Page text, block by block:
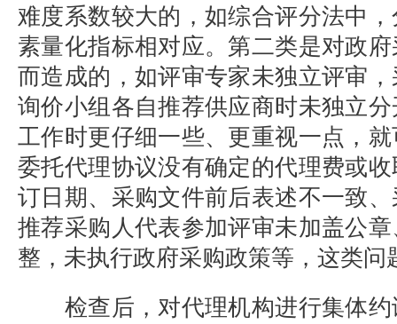
难度系数较大的，如综合评分法中
素量化指标相对应。第二类是对政
而造成的，如评审专家未独立评审
询价小组各自推荐供应商时未独立
工作时更仔细一些、更重视一点，
委托代理协议没有确定的代理费或
订日期、采购文件前后表述不一致
推荐采购人代表参加评审未加盖公
整，未执行政府采购政策等，这类问
检查后，对代理机构进行集体